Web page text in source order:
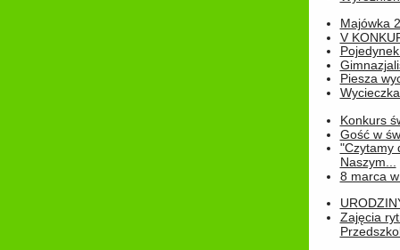
Majówka
V
Piesza
Konkurs
Gość w
"Czytamy
Naszym...
8 marca
Zajęcia